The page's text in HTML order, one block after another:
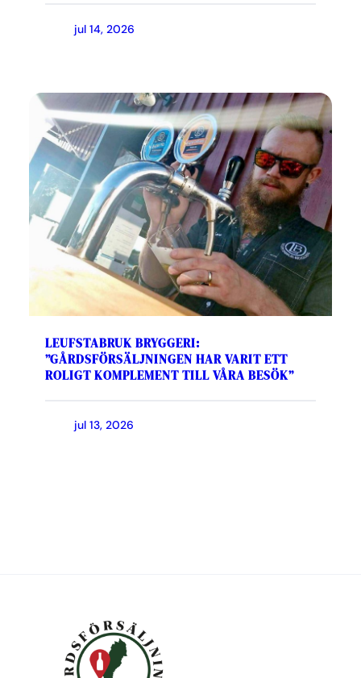
jul 14, 2026
LEUFSTABRUK BRYGGERI:
”GÅRDSFÖRSÄLJNINGEN HAR VARIT ETT
ROLIGT KOMPLEMENT TILL VÅRA BESÖK”
jul 13, 2026